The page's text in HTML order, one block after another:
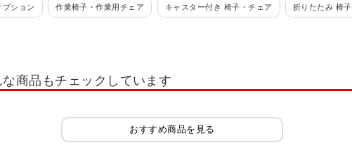
プション 作業椅子・作業用チェア キャスター付き 椅子・チェア 折りたたみ 椅子
(引出し20kg～60kg) 中量キャビネット(引出し50kg～100kg)
グランデケース コンテナラック ミニ工具室 その他保管庫
商品もチェックしています
おすすめ商品を見る